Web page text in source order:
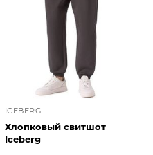
ICEBERG
Хлопковый свитшот
Iceberg